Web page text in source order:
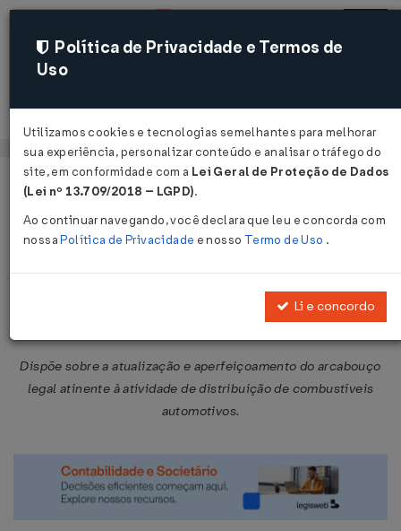
Acessar
Página Inicial Legislações
Resolução ANP nº 44 de
Dispõe sobre a atualização e aperfeiçoamento do arcabouço
legal atinente à atividade de distribuição de combustíveis
automotivos.
Política de Privacidade e Termos de
Uso
Utilizamos cookies e tecnologias semelhantes para melhorar
sua experiência, personalizar conteúdo e analisar o tráfego do
site, em conformidade com a Lei Geral de Proteção de Dados
(Lei nº 13.709/2018 – LGPD).
Ao continuar navegando, você declara que leu e concorda com
nossaPolítica de Privacidade e nosso Termo de Uso .
Li e concordo